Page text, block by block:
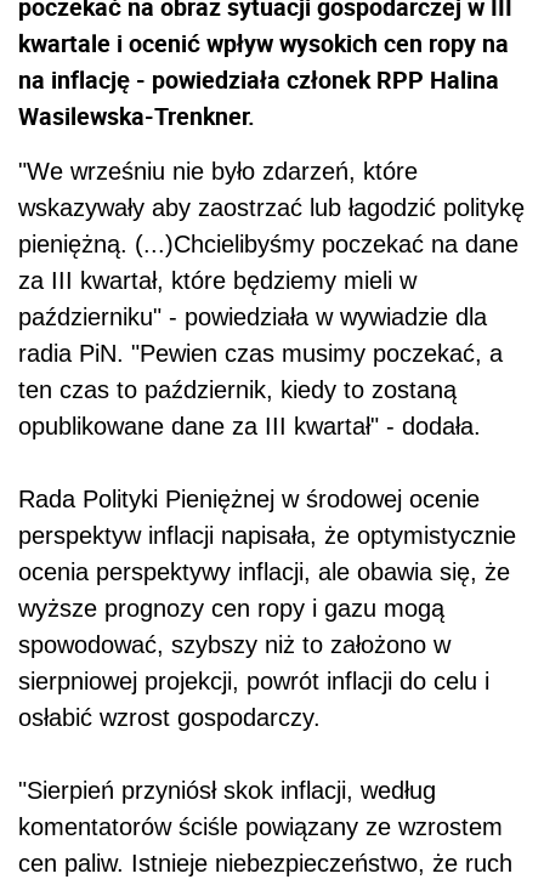
poczekać na obraz sytuacji gospodarczej w III
kwartale i ocenić wpływ wysokich cen ropy na
na inflację - powiedziała członek RPP Halina
Wasilewska-Trenkner.
"We wrześniu nie było zdarzeń, które
wskazywały aby zaostrzać lub łagodzić politykę
pieniężną. (...)Chcielibyśmy poczekać na dane
za III kwartał, które będziemy mieli w
październiku" - powiedziała w wywiadzie dla
radia PiN. "Pewien czas musimy poczekać, a
ten czas to październik, kiedy to zostaną
opublikowane dane za III kwartał" - dodała.
Rada Polityki Pieniężnej w środowej ocenie
perspektyw inflacji napisała, że optymistycznie
ocenia perspektywy inflacji, ale obawia się, że
wyższe prognozy cen ropy i gazu mogą
spowodować, szybszy niż to założono w
sierpniowej projekcji, powrót inflacji do celu i
osłabić wzrost gospodarczy.
"Sierpień przyniósł skok inflacji, według
komentatorów ściśle powiązany ze wzrostem
cen paliw. Istnieje niebezpieczeństwo, że ruch